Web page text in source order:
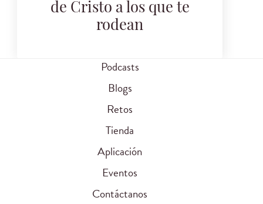
de Cristo a los que te
rodean
Podcasts
Blogs
Retos
Tienda
Aplicación
Eventos
Contáctanos